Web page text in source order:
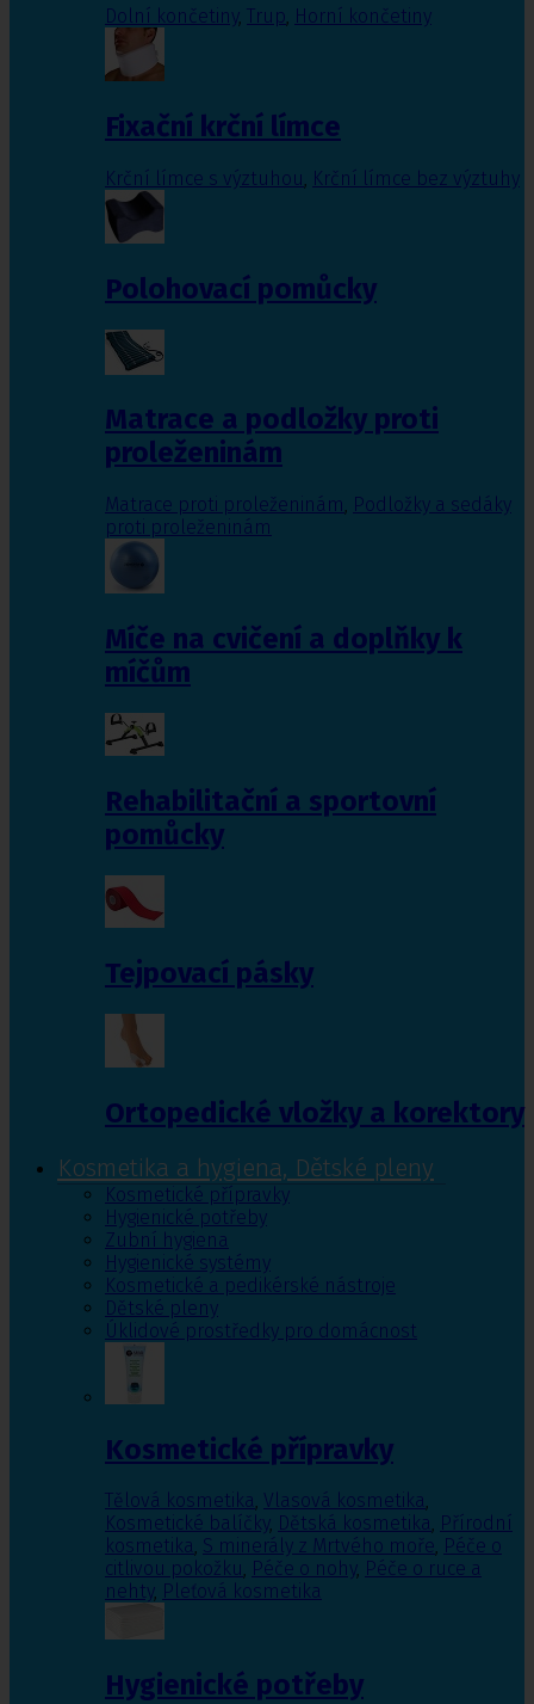
Dolní končetiny, Trup, Horní končetiny
Fixační krční límce
Krční límce s výztuhou Krční límce bez výztuhy
Polohovací pomůcky
Matrace a podložky proti
proleženinám
Matrace proti proleženinám, Podložky a sedáky
proti proleženinám
Míče na cvičení a doplňky k
míčům
Rehabilitační a sportovní
pomůcky
Tejpovací pásky
Ortopedické vložky a korektory
Kosmetika a hygiena, Dětské pleny
Kosmetické přípravky
Hygienické potřeby
Zubní hygiena
Hygienické systémy
Kosmetické a pedikérské nástroje
Dětské pleny
Úklidové prostředky pro domácnost
Kosmetické přípravky
Tělová kosmetika, Vlasová kosmetika,
Kosmetické balíčky, Dětská kosmetika, Přírodní
kosmetika, S minerály z Mrtvého moře, Péče o
citlivou pokožku, Péče o nohy, Péče o ruce a
nehty, Pleťová kosmetika
Hygienické potřeby